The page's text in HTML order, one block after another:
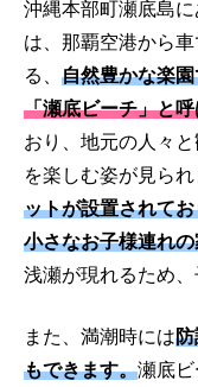
沖縄本部町瀬底島に
は、那覇空港から
る、 自然豊かな楽
「瀬底ビーチ」と
おり、地元の人々
を楽しむ姿が見られ
ットが設置されて
小さなお子様連れ
浅瀬が現れるため、
また、満潮時には防
もできます。瀬底ビ